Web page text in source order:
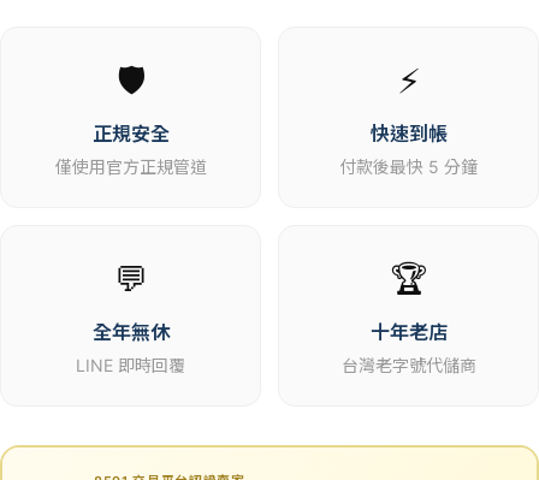
🛡️
正規安全
僅使用官方正規管道
⚡
快速到帳
付款後最快 5 分鐘
💬
全年無休
LINE 即時回覆
🏆
十年老店
台灣老字號代儲商